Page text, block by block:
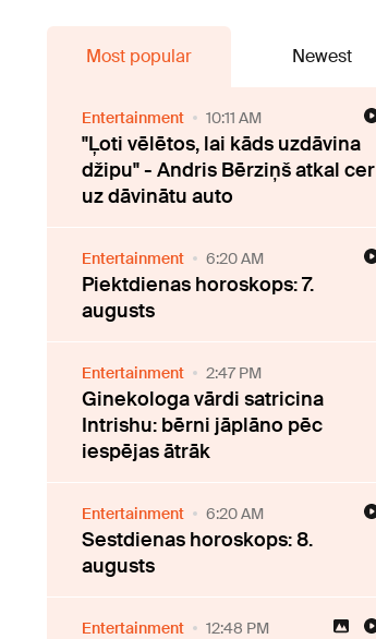
Most popular Newest
Entertainment 10:11 AM
"Ļoti vēlētos, lai kāds uzdāvina
džipu" - Andris Bērziņš atkal cer
uz dāvinātu auto
Entertainment 6:20 AM
Piektdienas horoskops: 7.
augusts
Entertainment 2:47 PM
Ginekologa vārdi satricina
Intrishu: bērni jāplāno pēc
iespējas ātrāk
Entertainment 6:20 AM
Sestdienas horoskops: 8.
augusts
Entertainment 12:48 PM